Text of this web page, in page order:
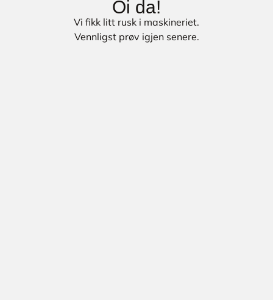
Oi da!
Vi fikk litt rusk i maskineriet.
Vennligst prøv igjen senere.